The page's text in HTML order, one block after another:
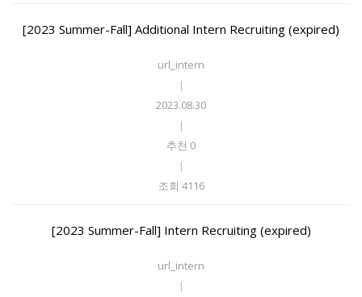
[2023 Summer-Fall] Additional Intern Recruiting (expired)
url_intern
|
2023.08.30
|
추천 0
|
조회 4116
[2023 Summer-Fall] Intern Recruiting (expired)
url_intern
|